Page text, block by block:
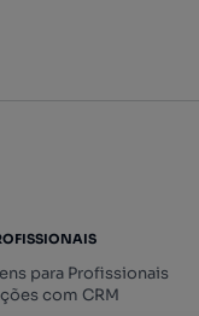
para Profissionais
com CRM